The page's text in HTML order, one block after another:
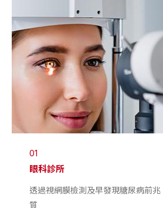
01
眼科診所
透過視網膜檢測及早發現糖尿病前
質